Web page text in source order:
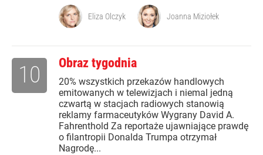
Eliza Olczyk Joanna Miziołek
Obraz tygodnia
20% wszystkich przekazów handlowych
emitowanych w telewizjach i niemal jedną
czwartą w stacjach radiowych stanowią
reklamy farmaceutyków Wygrany David A.
Fahrenthold Za reportaże ujawniające prawdę
o filantropii Donalda Trumpa otrzymał
Nagrodę...
10